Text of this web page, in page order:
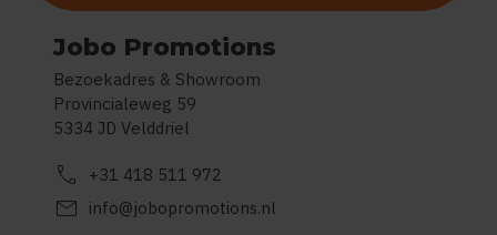
Jobo Promotions
Bezoekadres & Showroom
Provincialeweg 59
5334 JD Velddriel
call +31 418 511 972
mail info@jobopromotions.nl